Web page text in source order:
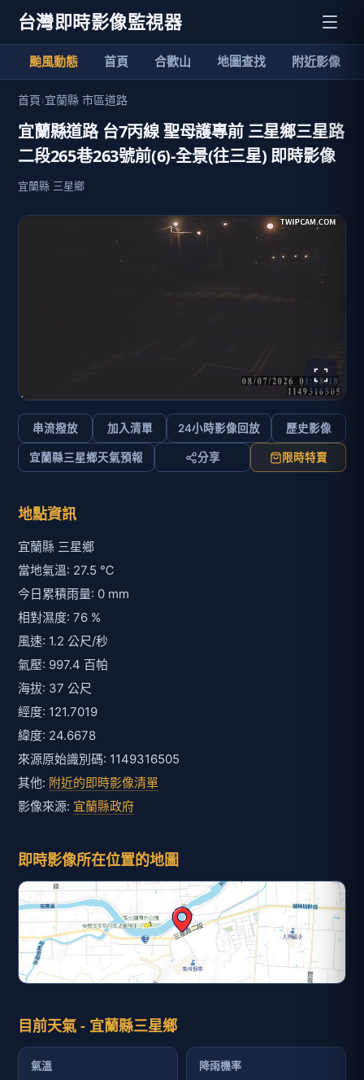
台灣即時影像監視器
颱風動態 首頁 合歡山 地圖查找 附近影像
首頁›宜蘭縣 市區道路
宜蘭縣道路 台7丙線 聖母護專前 三星鄉三星路
二段265巷263號前(6)-全景(往三星) 即時影像
宜蘭縣 三星鄉
串流撥放 加入清單 24小時影像回放 歷史影像
宜蘭縣三星鄉天氣預報 分享 限時特賣
地點資訊
宜蘭縣 三星鄉
當地氣溫: 27.5 ℃
今日累積雨量: 0 mm
相對濕度: 76 %
風速: 1.2 公尺/秒
氣壓: 997.4 百帕
海拔: 37 公尺
經度: 121.7019
緯度: 24.6678
來源原始識別碼: 1149316505
其他: 附近的即時影像清單
影像來源: 宜蘭縣政府
即時影像所在位置的地圖
目前天氣 - 宜蘭縣三星鄉
氣溫 降雨機率